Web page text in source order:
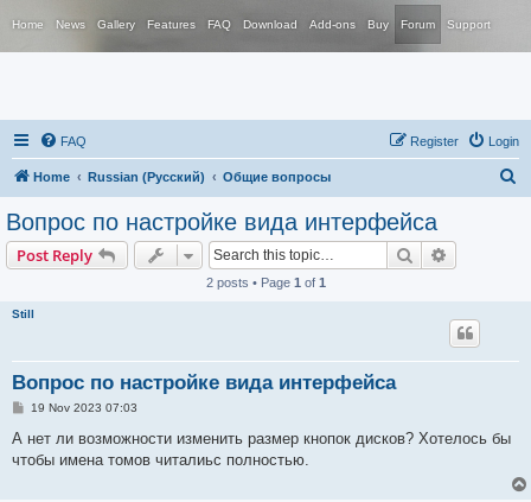
Home News Gallery Features FAQ Download Add-ons Buy Forum Support
FAQ Login
Register
Home Russian (Русский) Общие вопросы
Вопрос по настройке вида интерфейса
Post Reply Search
2 posts • Page 1 of 1
Still
Вопрос по настройке вида интерфейса
P
s
19 Nov 2023 07:03
А нет ли возможности изменить размер кнопок дисков? Хотелось бы
чтобы имена томов читалиьс полностью.